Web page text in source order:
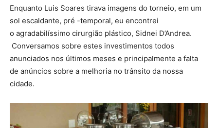
Enquanto Luis Soares tirava imagens do torneio, em um
sol escaldante, pré -temporal, eu encontrei
o agradabilíssimo cirurgião plástico, Sidnei D’Andrea.
Conversamos sobre estes investimentos todos
anunciados nos últimos meses e principalmente a falta
de anúncios sobre a melhoria no trânsito da nossa
cidade.